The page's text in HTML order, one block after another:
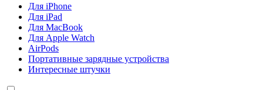
Для iPhone
Для iPad
Для MacBook
Для Apple Watch
AirPods
Портативные зарядные устройства
Интересные штучки